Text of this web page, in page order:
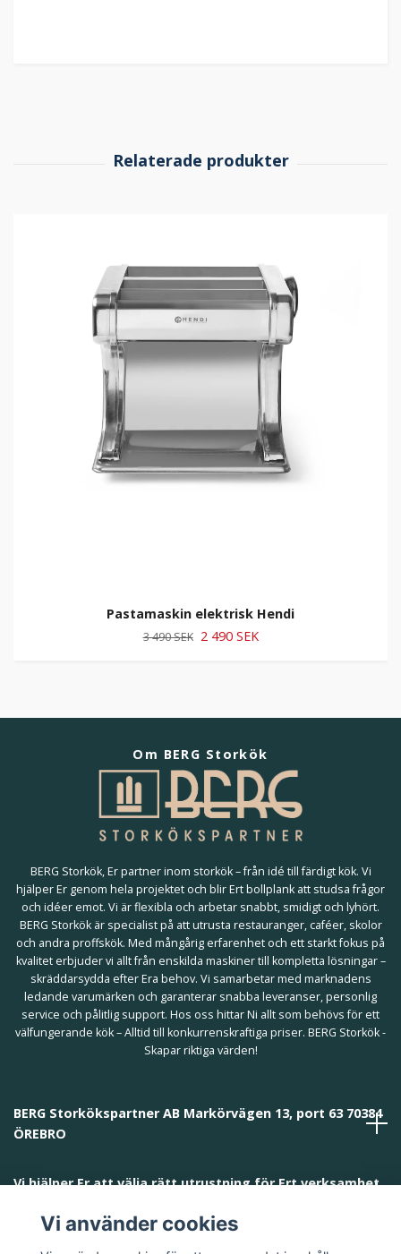
Pastamaskin elektrisk Hendi
3 490 SEK 2 490 SEK
Om BERG Storkök
BERG Storkök, Er partner inom storkök – från idé till färdigt kök. Vi
hjälper Er genom hela projektet och blir Ert bollplank att studsa frågor
och idéer emot. Vi är flexibla och arbetar snabbt, smidigt och lyhört.
BERG Storkök är specialist på att utrusta restauranger, caféer, skolor
och andra proffskök. Med mångårig erfarenhet och ett starkt fokus på
kvalitet erbjuder vi allt från enskilda maskiner till kompletta lösningar –
skräddarsydda efter Era behov. Vi samarbetar med marknadens
ledande varumärken och garanterar snabba leveranser, personlig
service och pålitlig support. Hos oss hittar Ni allt som behövs för ett
välfungerande kök – Alltid till konkurrenskraftiga priser. BERG Storkök -
Skapar riktiga värden!
BERG Storkökspartner AB Markörvägen 13, port 63 70384
ÖREBRO
Vi hjälper Er att välja rätt utrustning för Ert verksamhet
Vi använder cookies